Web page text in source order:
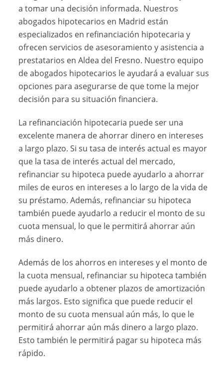
a tomar una decisión informada. Nuestros
abogados hipotecarios en Madrid están
especializados en refinanciación hipotecaria y
ofrecen servicios de asesoramiento y asistencia a
prestatarios en Aldea del Fresno. Nuestro equipo
de abogados hipotecarios le ayudará a evaluar sus
opciones para asegurarse de que tome la mejor
decisión para su situación financiera.
La refinanciación hipotecaria puede ser una
excelente manera de ahorrar dinero en intereses
a largo plazo. Si su tasa de interés actual es mayor
que la tasa de interés actual del mercado,
refinanciar su hipoteca puede ayudarlo a ahorrar
miles de euros en intereses a lo largo de la vida de
su préstamo. Además, refinanciar su hipoteca
también puede ayudarlo a reducir el monto de su
cuota mensual, lo que le permitirá ahorrar aún
más dinero.
Además de los ahorros en intereses y el monto de
la cuota mensual, refinanciar su hipoteca también
puede ayudarlo a obtener plazos de amortización
más largos. Esto significa que puede reducir el
monto de su cuota mensual aún más, lo que le
permitirá ahorrar aún más dinero a largo plazo.
Esto también le permitirá pagar su hipoteca más
rápido.